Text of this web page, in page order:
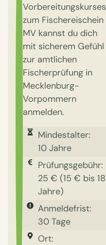
Vorbereitungskurses
zum Fischereischein
MV kannst du dich
mit sicherem Gefühl
zur amtlichen
Fischerprüfung in
Mecklenburg-
Vorpommern
anmelden.
Mindestalter:
10 Jahre
Prüfungsgebühr:
25 € (15 € bis 18
Jahre)
Anmeldefrist:
30 Tage
Ort: